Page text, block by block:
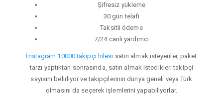
Şifresiz yükleme
30 gün telafi
Taksitli ödeme
7/24 canlı yardımcı
İnstagram 10000 takipçi hilesi satın almak isteyenler, paket
tarzı yaptıktan sonrasında, satın almak istedikleri takipçi
sayısını belirliyor ve takipçilerinin dünya geneli veya Türk
olmasını da seçerek işlemlerini yapabiliyorlar.